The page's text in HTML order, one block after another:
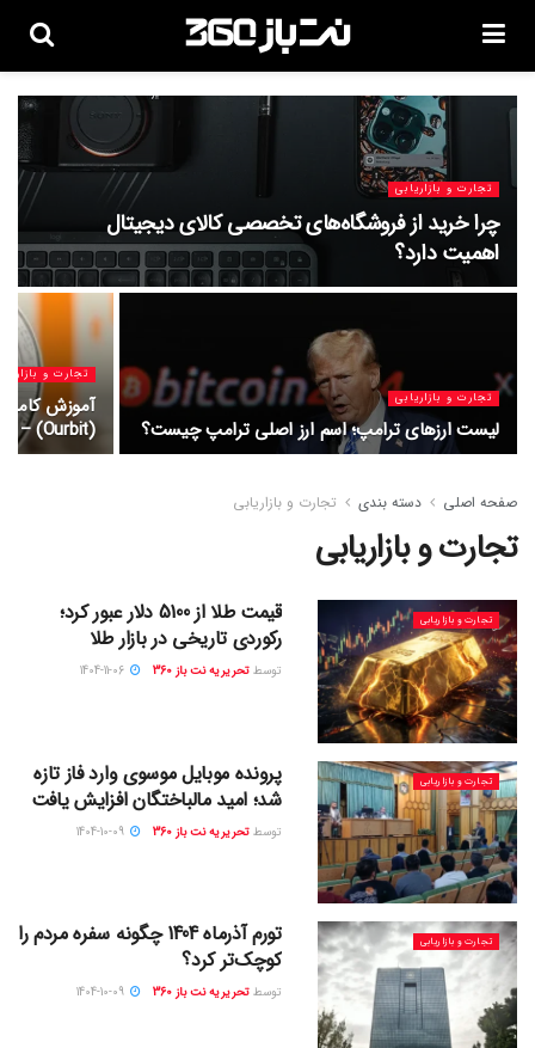
تجارت و بازاریابی
چرا خرید از فروشگاه‌های تخصصی کالای دیجیتال
اهمیت دارد؟
تجارت و بازاریابی
لیست ارزهای ترامپ؛ اسم ارز اصلی ترامپ چیست؟
تجارت و
آموزش کامل
(Ourbit) – راهنمای گام‌به‌گام برای کاربران ایرانی
صفحه اصلی دسته بندی تجارت و بازاریابی
تجارت و بازاریابی
تجارت و بازاریابی
قیمت طلا از 5100 دلار عبور کرد؛
رکوردی تاریخی در بازار طلا
توسط تحریریه نت باز 360 1404-11-06
تجارت و بازاریابی
پرونده موبایل موسوی وارد فاز تازه
شد؛ امید مالباختگان افزایش یافت
توسط تحریریه نت باز 360 1404-10-09
تجارت و بازاریابی
تورم آذرماه 1404 چگونه سفره مردم را
کوچک‌تر کرد؟
توسط تحریریه نت باز 360 1404-10-09